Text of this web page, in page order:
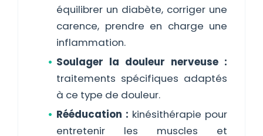
équilibrer un diabète, corriger une
carence, prendre en charge une
inflammation.
Soulager la douleur nerveuse :
traitements spécifiques adaptés
à ce type de douleur.
Rééducation : kinésithérapie pour
entretenir les muscles et